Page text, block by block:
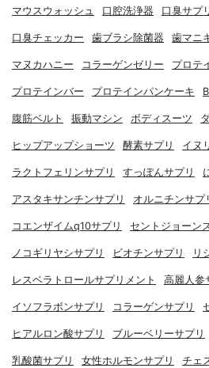
マウスウォッシュ 口腔洗浄器 口臭サプ
口臭チェッカー 歯ブラシ除菌器 歯マニ
マヌカハニー コラーゲンゼリー プロテ
プロテインバー プロテインパンケーキ
腹筋ベルト 振動マシン ボディスーツ
ヒップアップショーツ 酵素サプリ イヌ
ラクトフェリンサプリ すっぽんサプリ
アスタキサンチンサプリ オルニチンサプ
コエンザイムq10サプリ セントジョーン
ノコギリヤシサプリ ビオチンサプリ リ
レスベラトロールサプリメント 高麗人参
イソフラボンサプリ コラーゲンサプリ
ヒアルロン酸サプリ ブルーベリーサプリ
乳酸菌サプリ 女性ホルモンサプリ チェ